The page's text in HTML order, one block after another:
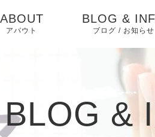
ABOUT
アバウト
BLOG &
ブログ / お知らせ
セルールボーテ
ラジオスティム
お知らせ
BLOG &